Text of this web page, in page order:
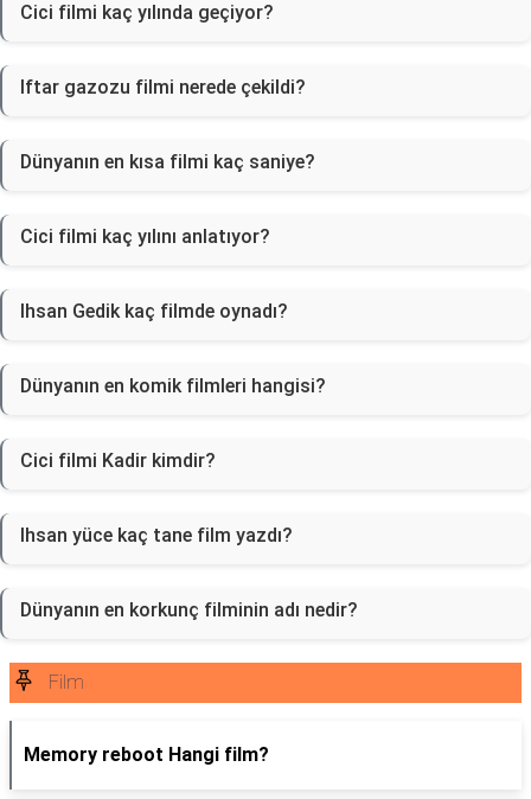
Cici filmi kaç yılında geçiyor?
Iftar gazozu filmi nerede çekildi?
Dünyanın en kısa filmi kaç saniye?
Cici filmi kaç yılını anlatıyor?
Ihsan Gedik kaç filmde oynadı?
Dünyanın en komik filmleri hangisi?
Cici filmi Kadir kimdir?
Ihsan yüce kaç tane film yazdı?
Dünyanın en korkunç filminin adı nedir?
Film
Memory reboot Hangi film?